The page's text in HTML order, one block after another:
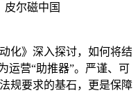
皮尔磁中国
化》深入探讨，如何将结
运营“助推器”。严谨、可
规要求的基石，更是保障